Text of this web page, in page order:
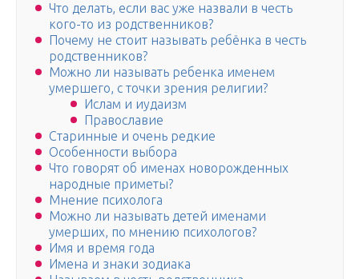
Что делать, если вас уже назвали в честь
кого-то из родственников?
Почему не стоит называть ребёнка в честь
родственников?
Можно ли называть ребенка именем
умершего, с точки зрения религии?
Ислам и иудаизм
Православие
Старинные и очень редкие
Особенности выбора
Что говорят об именах новорожденных
народные приметы?
Мнение психолога
Можно ли называть детей именами
умерших, по мнению психологов?
Имя и время года
Имена и знаки зодиака